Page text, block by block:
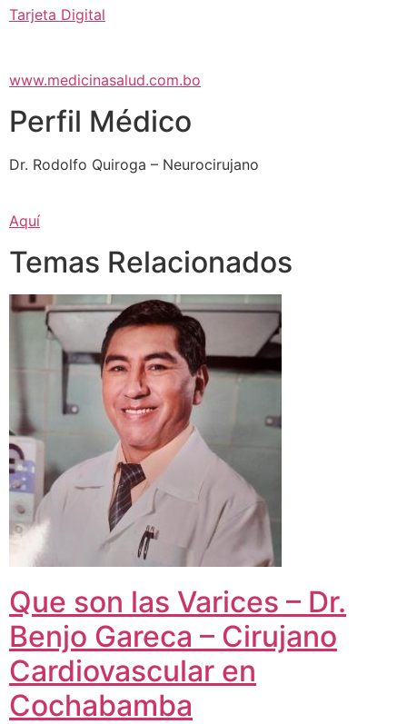
Tarjeta Digital
www.medicinasalud.com.bo
Perfil Médico
Dr. Rodolfo Quiroga – Neurocirujano
Aquí
Temas Relacionados
Que son las Varices – Dr.
Benjo Gareca – Cirujano
Cardiovascular en
Cochabamba